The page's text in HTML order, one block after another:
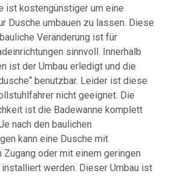
ist kostengünstiger um eine
Dusche umbauen zu lassen. Diese
Veränderung ist für
sinnvoll. Innerhalb
ist der Umbau erledigt und die
benutzbar. Leider ist diese
nicht geeignet. Die
ist die Badewanne komplett
nach den baulichen
kann eine Dusche mit
oder mit einem geringen
werden. Dieser Umbau ist